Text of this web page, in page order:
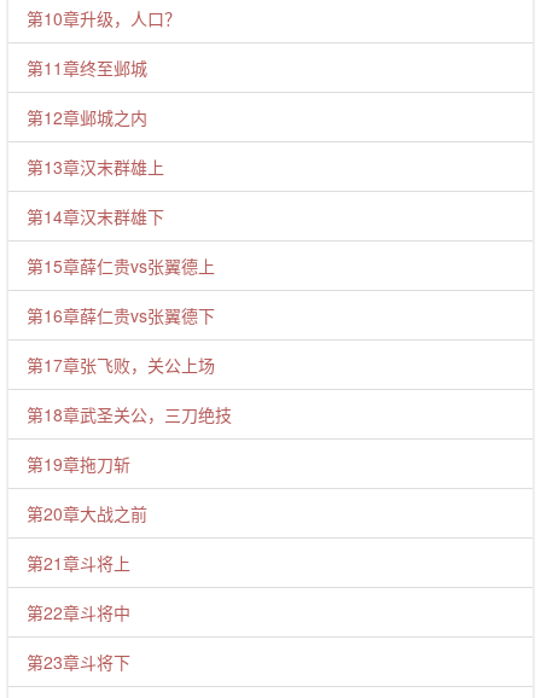
第10章升级，人口？
第11章终至邺城
第12章邺城之内
第13章汉末群雄上
第14章汉末群雄下
第15章薛仁贵vs张翼德上
第16章薛仁贵vs张翼德下
第17章张飞败，关公上场
第18章武圣关公，三刀绝技
第19章拖刀斩
第20章大战之前
第21章斗将上
第22章斗将中
第23章斗将下